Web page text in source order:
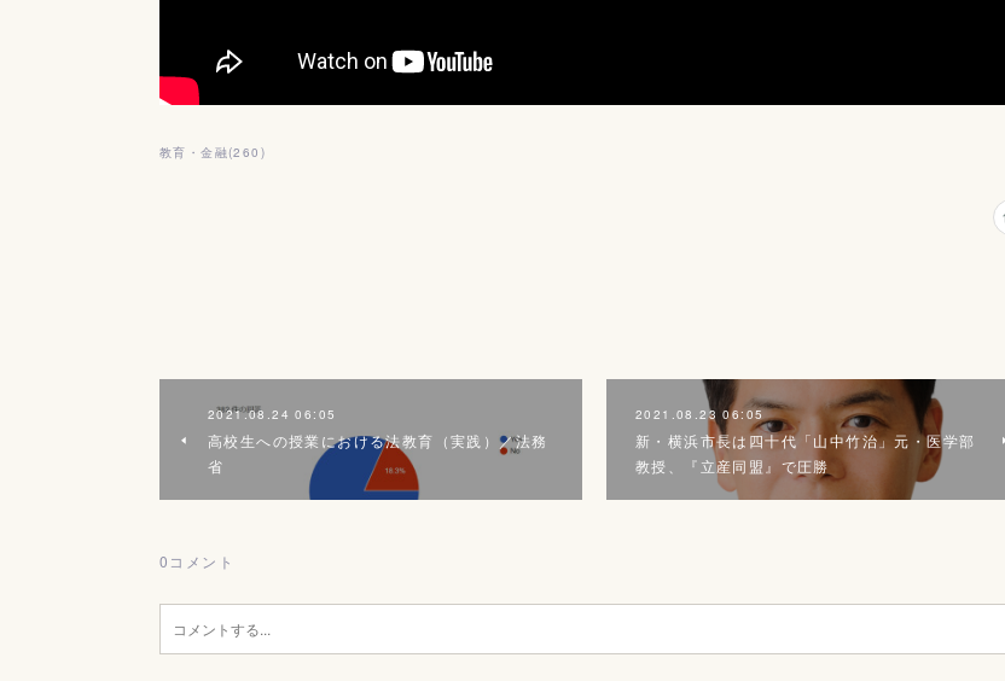
教育・金融(260 )
2021.08.24 06:05
高校生への授業における法教育（実践）／法務
省
2021.08.23 06:05
新・横浜市長は四十代「山中竹治」元・医学部
教授、『立産同盟』で圧勝
0 コメント